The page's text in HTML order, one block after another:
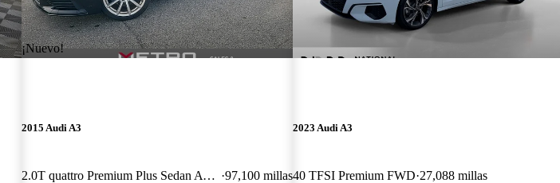
¡Nuevo!
2015 Audi A3
2.0T quattro Premium Plus Sedan AWD 97,100 millas
2023 Audi A3
40 TFSI Premium FWD 27,088 millas